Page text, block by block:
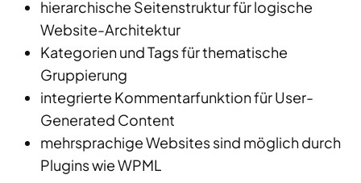
hierarchische Seitenstruktur für logische
Website-Architektur
Kategorien und Tags für thematische
Gruppierung
integrierte Kommentarfunktion für User-
Generated Content
mehrsprachige Websites sind möglich durch
Plugins wie WPML